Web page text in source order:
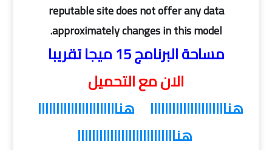
reputable site does not offer any data
approximately changes in this model.
مساحة البرنامج 15 ميجا تقريبا
الان مع التحميل
هنااااااااااااااااااااا
هناااااااااااااااااااااا
هنااااااااااااااااااااااااااا